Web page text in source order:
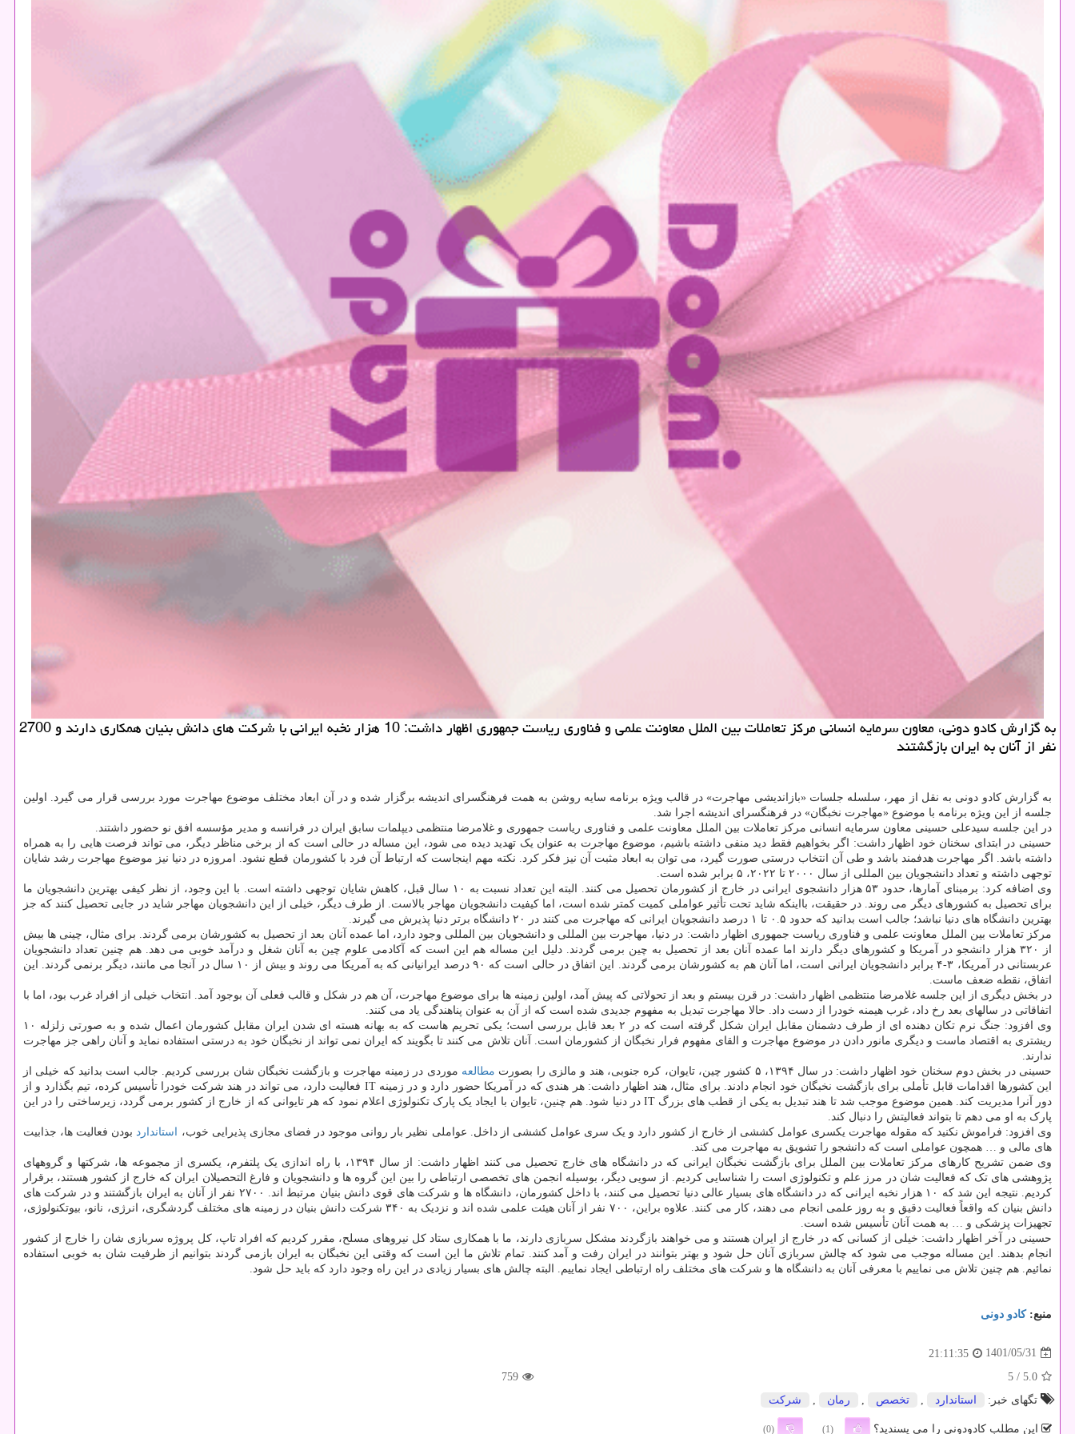
به گزارش کادو دونی، معاون سرمایه انسانی مرکز تعاملات بین الملل معاونت علمی و فناوری ریاست جمهوری اظهار داشت: 10 هزار نخبه ایرانی با شرکت های دانش بنیان همکاری دارند و 2700
نفر از آنان به ایران بازگشتند
به گزارش کادو دونی به نقل از مهر، سلسله جلسات «بازاندیشی مهاجرت» در قالب ویژه برنامه سایه روشن به همت فرهنگسرای اندیشه برگزار شده و در آن ابعاد مختلف موضوع مهاجرت مورد بررسی قرار می گیرد. اولین
جلسه از این ویژه برنامه با موضوع «مهاجرت نخبگان» در فرهنگسرای اندیشه اجرا شد.
در این جلسه سیدعلی حسینی معاون سرمایه انسانی مرکز تعاملات بین الملل معاونت علمی و فناوری ریاست جمهوری و غلامرضا منتظمی دیپلمات سابق ایران در فرانسه و مدیر مؤسسه افق نو حضور داشتند.
حسینی در ابتدای سخنان خود اظهار داشت: اگر بخواهیم فقط دید منفی داشته باشیم، موضوع مهاجرت به عنوان یک تهدید دیده می شود، این مساله در حالی است که از برخی مناظر دیگر، می تواند فرصت هایی را به همراه
داشته باشد. اگر مهاجرت هدفمند باشد و طی آن انتخاب درستی صورت گیرد، می توان به ابعاد مثبت آن نیز فکر کرد. نکته مهم اینجاست که ارتباط آن فرد با کشورمان قطع نشود. امروزه در دنیا نیز موضوع مهاجرت رشد شایان
توجهی داشته و تعداد دانشجویان بین المللی از سال ۲۰۰۰ تا ۲۰۲۲، ۵ برابر شده است.
وی اضافه کرد: برمبنای آمارها، حدود ۵۳ هزار دانشجوی ایرانی در خارج از کشورمان تحصیل می کنند. البته این تعداد نسبت به ۱۰ سال قبل، کاهش شایان توجهی داشته است. با این وجود، از نظر کیفی بهترین دانشجویان ما
برای تحصیل به کشورهای دیگر می روند. در حقیقت، بااینکه شاید تحت تأثیر عواملی کمیت کمتر شده است، اما کیفیت دانشجویان مهاجر بالاست. از طرف دیگر، خیلی از این دانشجویان مهاجر شاید در جایی تحصیل کنند که جز
بهترین دانشگاه های دنیا نباشد؛ جالب است بدانید که حدود ۰.۵ تا ۱ درصد دانشجویان ایرانی که مهاجرت می کنند در ۲۰ دانشگاه برتر دنیا پذیرش می گیرند.
مرکز تعاملات بین الملل معاونت علمی و فناوری ریاست جمهوری اظهار داشت: در دنیا، مهاجرت بین المللی و دانشجویان بین المللی وجود دارد، اما عمده آنان بعد از تحصیل به کشورشان برمی گردند. برای مثال، چینی ها بیش
از ۳۲۰ هزار دانشجو در آمریکا و کشورهای دیگر دارند اما عمده آنان بعد از تحصیل به چین برمی گردند. دلیل این مساله هم این است که آکادمی علوم چین به آنان شغل و درآمد خوبی می دهد. هم چنین تعداد دانشجویان
عربستانی در آمریکا، ۳-۴ برابر دانشجویان ایرانی است، اما آنان هم به کشورشان برمی گردند. این اتفاق در حالی است که ۹۰ درصد ایرانیانی که به آمریکا می روند و بیش از ۱۰ سال در آنجا می مانند، دیگر برنمی گردند. این
اتفاق، نقطه ضعف ماست.
در بخش دیگری از این جلسه غلامرضا منتظمی اظهار داشت: در قرن بیستم و بعد از تحولاتی که پیش آمد، اولین زمینه ها برای موضوع مهاجرت، آن هم در شکل و قالب فعلی آن بوجود آمد. انتخاب خیلی از افراد غرب بود، اما با
اتفاقاتی در سالهای بعد رخ داد، غرب هیمنه خودرا از دست داد. حالا مهاجرت تبدیل به مفهوم جدیدی شده است که از آن به عنوان پناهندگی یاد می کنند.
وی افزود: جنگ نرم تکان دهنده ای از طرف دشمنان مقابل ایران شکل گرفته است که در ۲ بعد قابل بررسی است؛ یکی تحریم هاست که به بهانه هسته ای شدن ایران مقابل کشورمان اعمال شده و به صورتی زلزله ۱۰
ریشتری به اقتصاد ماست و دیگری مانور دادن در موضوع مهاجرت و القای مفهوم فرار نخبگان از کشورمان است. آنان تلاش می کنند تا بگویند که ایران نمی تواند از نخبگان خود به درستی استفاده نماید و آنان راهی جز مهاجرت
ندارند.
حسینی در بخش دوم سخنان خود اظهار داشت: در سال ۱۳۹۴، ۵ کشور چین، تایوان، کره جنوبی، هند و مالزی را بصورت
مطالعه موردی در زمینه مهاجرت و بازگشت نخبگان شان بررسی کردیم. جالب است بدانید که خیلی از
این کشورها اقدامات قابل تأملی برای بازگشت نخبگان خود انجام دادند. برای مثال، هند اظهار داشت: هر هندی که در آمریکا حضور دارد و در زمینه IT فعالیت دارد، می تواند در هند شرکت خودرا تأسیس کرده، تیم بگذارد و از
دور آنرا مدیریت کند. همین موضوع موجب شد تا هند تبدیل به یکی از قطب های بزرگ IT در دنیا شود. هم چنین، تایوان با ایجاد یک پارک تکنولوژی اعلام نمود که هر تایوانی که از خارج از کشور برمی گردد، زیرساختی را در این
پارک به او می دهم تا بتواند فعالیتش را دنبال کند.
وی افزود: فراموش نکنید که مقوله مهاجرت یکسری عوامل کششی از خارج از کشور دارد و یک سری عوامل کششی از داخل. عواملی نظیر بار روانی موجود در فضای مجازی پذیرایی خوب، استاندارد بودن فعالیت ها، جذابیت
های مالی و … همچون عواملی است که دانشجو را تشویق به مهاجرت می کند.
وی ضمن تشریح کارهای مرکز تعاملات بین الملل برای بازگشت نخبگان ایرانی که در دانشگاه های خارج تحصیل می کنند اظهار داشت: از سال ۱۳۹۴، با راه اندازی یک پلتفرم، یکسری از مجموعه ها، شرکتها و گروههای
پژوهشی های تک که فعالیت شان در مرز علم و تکنولوژی است را شناسایی کردیم. از سویی دیگر، بوسیله انجمن های تخصصی ارتباطی را بین این گروه ها و دانشجویان و فارغ التحصیلان ایران که خارج از کشور هستند، برقرار
کردیم. نتیجه این شد که ۱۰ هزار نخبه ایرانی که در دانشگاه های بسیار عالی دنیا تحصیل می کنند، با داخل کشورمان، دانشگاه ها و شرکت های قوی دانش بنیان مرتبط اند. ۲۷۰۰ نفر از آنان به ایران بازگشتند و در شرکت های
دانش بنیان که واقعاً فعالیت دقیق و به روز علمی انجام می دهند، کار می کنند. علاوه براین، ۷۰۰ نفر از آنان هیئت علمی شده اند و نزدیک به ۳۴۰ شرکت دانش بنیان در زمینه های مختلف گردشگری، انرژی، نانو، بیوتکنولوژی،
تجهیزات پزشکی و … به همت آنان تأسیس شده است.
حسینی در آخر اظهار داشت: خیلی از کسانی که در خارج از ایران هستند و می خواهند بازگردند مشکل سربازی دارند، ما با همکاری ستاد کل نیروهای مسلح، مقرر کردیم که افراد تاپ، کل پروژه سربازی شان را خارج از کشور
انجام بدهند. این مساله موجب می شود که چالش سربازی آنان حل شود و بهتر بتوانند در ایران رفت و آمد کنند. تمام تلاش ما این است که وقتی این نخبگان به ایران بازمی گردند بتوانیم از ظرفیت شان به خوبی استفاده
نمائیم. هم چنین تلاش می نماییم با معرفی آنان به دانشگاه ها و شرکت های مختلف راه ارتباطی ایجاد نماییم. البته چالش های بسیار زیادی در این راه وجود دارد که باید حل شود.
منبع:كادو دونی
1401/05/31
21:11:35
5.0
/ 5
759
تگهای خبر:
استاندارد تخصص رمان شركت
این مطلب کادودونی را می پسندید؟ (1)
(0)